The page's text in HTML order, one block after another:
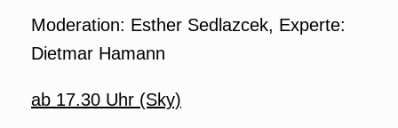
Moderation: Esther Sedlazcek, Experte:
Dietmar Hamann
ab 17.30 Uhr (Sky)